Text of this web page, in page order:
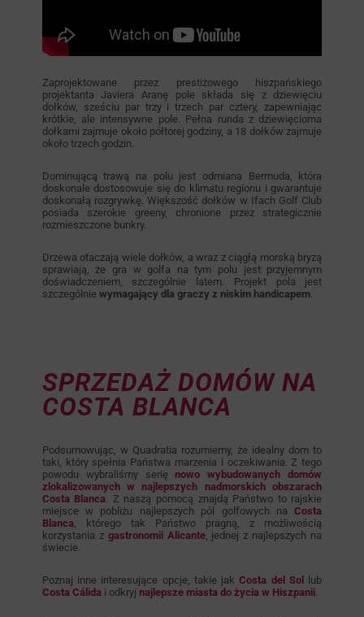
Zaprojektowane przez prestiżowego hiszpańskiego
projektanta Javiera Aranę pole składa się z dziewięciu
dołków, sześciu par trzy i trzech par cztery, zapewniając
krótkie, ale intensywne pole. Pełna runda z dziewięcioma
dołkami zajmuje około półtorej godziny, a 18 dołków zajmuje
około trzech godzin.
Dominującą trawą na polu jest odmiana Bermuda, która
doskonale dostosowuje się do klimatu regionu i gwarantuje
doskonałą rozgrywkę. Większość dołków w Ifach Golf Club
posiada szerokie greeny, chronione przez strategicznie
rozmieszczone bunkry.
Drzewa otaczają wiele dołków, a wraz z ciągłą morską bryzą
sprawiają, że gra w golfa na tym polu jest przyjemnym
doświadczeniem, szczególnie latem. Projekt pola jest
szczególnie wymagający dla graczy z niskim handicapem.
SPRZEDAŻ DOMÓW NA
COSTA BLANCA
Podsumowując, w Quadratia rozumiemy, że idealny dom to
taki, który spełnia Państwa marzenia i oczekiwania. Z tego
powodu wybraliśmy serię nowo wybudowanych domów
zlokalizowanych w najlepszych nadmorskich obszarach
Costa Blanca . Z naszą pomocą znajdą Państwo to rajskie
miejsce w pobliżu najlepszych pól golfowych naCosta
Blanca , którego tak Państwo pragną, z możliwością
korzystania z gastronomii Alicante, jednej z najlepszych na
świecie.
Poznaj inne interesujące opcje, takie jakCosta del Sollub
Costa Cálida i odkryj najlepsze miasta do życia w Hiszpanii.